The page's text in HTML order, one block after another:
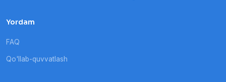
Yordam
FAQ
Qo'llab-quvvatlash